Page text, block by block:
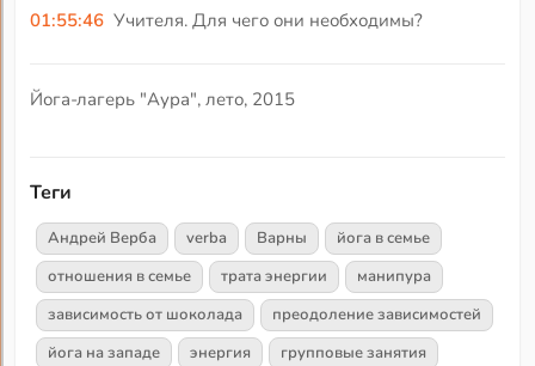
01:55:46 Учителя. Для чего они необходимы?
Йога-лагерь "Аура", лето, 2015
Теги
Андрей Верба verba Варны
йога в семье
отношения в семье
трата энергии
манипура
зависимость от шоколада
преодоление зависимостей
йога на западе
энергия
групповые занятия